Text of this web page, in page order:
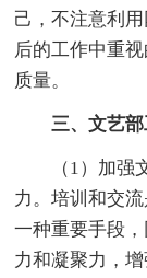
己，不注意利
后的工作中重
质量。
三、文艺部
（1）加强文
力。培训和交
一种重要手段
力和凝聚力，